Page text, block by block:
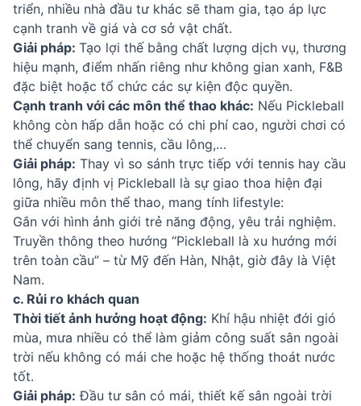
triển, nhiều nhà đầu tư khác sẽ tham gia, tạo áp lực
cạnh tranh về giá và cơ sở vật chất.
Giải pháp: Tạo lợi thế bằng chất lượng dịch vụ, thương
hiệu mạnh, điểm nhấn riêng như không gian xanh, F&B
đặc biệt hoặc tổ chức các sự kiện độc quyền.
Cạnh tranh với các môn thể thao khác: Nếu Pickleball
không còn hấp dẫn hoặc có chi phí cao, người chơi có
thể chuyển sang tennis, cầu lông,…
Giải pháp: Thay vì so sánh trực tiếp với tennis hay cầu
lông, hãy định vị Pickleball là sự giao thoa hiện đại
giữa nhiều môn thể thao, mang tính lifestyle:
Gắn với hình ảnh giới trẻ năng động, yêu trải nghiệm.
Truyền thông theo hướng “Pickleball là xu hướng mới
trên toàn cầu” – từ Mỹ đến Hàn, Nhật, giờ đây là Việt
Nam.
c. Rủi ro khách quan
Thời tiết ảnh hưởng hoạt động: Khí hậu nhiệt đới gió
mùa, mưa nhiều có thể làm giảm công suất sân ngoài
trời nếu không có mái che hoặc hệ thống thoát nước
tốt.
Giải pháp: Đầu tư sân có mái, thiết kế sân ngoài trời